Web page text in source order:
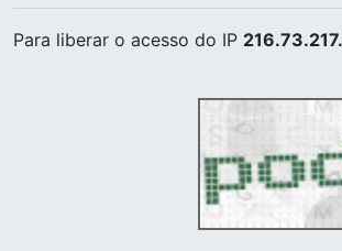
Para liberar o acesso do IP